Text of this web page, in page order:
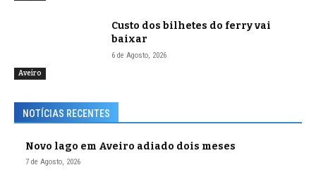
Aveiro
Custo dos bilhetes do ferry vai
baixar
6 de Agosto, 2026
NOTÍCIAS RECENTES
Novo lago em Aveiro adiado dois meses
7 de Agosto, 2026